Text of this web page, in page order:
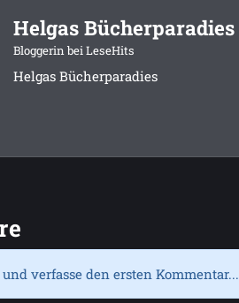
Helgas Bücherparadies
Bloggerin bei LeseHits
Helgas Bücherparadies
verfasse den ersten Kommentar...